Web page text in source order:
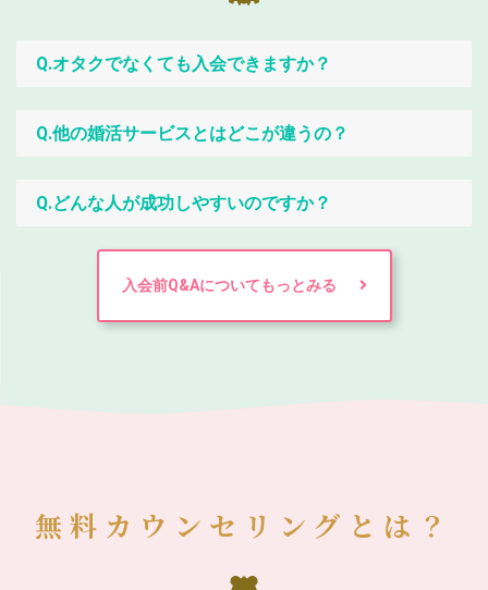
Q.オタクでなくても入会できますか？
Q.他の婚活サービスとはどこが違うの？
Q.どんな人が成功しやすいのですか？
入会前Q&Aについてもっとみる
無料カウンセリングとは？